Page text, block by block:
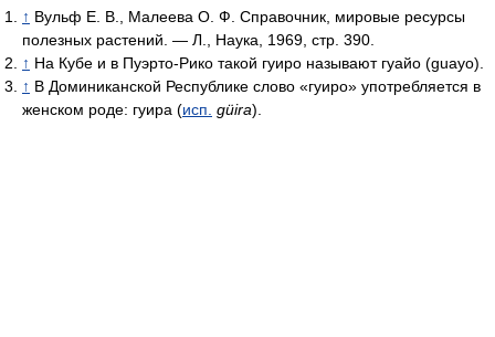
↑ Вульф Е. В., Малеева О. Ф. Справочник, мировые ресурсы
полезных растений. — Л., Наука, 1969, стр. 390.
↑ На Кубе и в Пуэрто-Рико такой гуиро называют гуайо (guayo).
↑ В Доминиканской Республике слово «гуиро» употребляется в
женском роде: гуира (исп. güira).